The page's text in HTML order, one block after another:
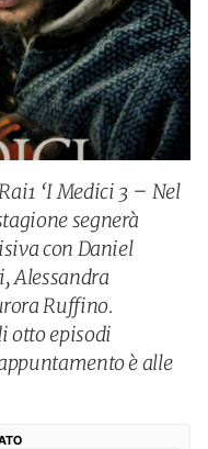
‘I Medici 3 – Nel
segnerà
con Daniel
Alessandra
Ruffino.
otto episodi
è alle